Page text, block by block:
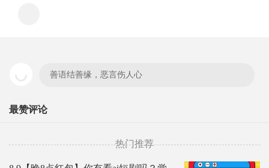
善语结善缘，恶言伤人心
最赞评论
热门推荐